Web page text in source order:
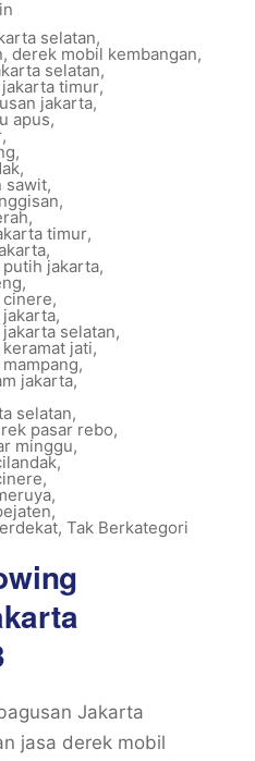
selatan,
, derek mobil kembangan,
selatan,
timur,
jakarta,
apus,
,
,
,
sawit,
,
,
timur,
,
jakarta,
,
,
,
selatan,
jati,
,
jakarta,
selatan,
pasar rebo,
minggu,
,
,
,
,
, Tak Berkategori
Jakarta
jasa derek mobil